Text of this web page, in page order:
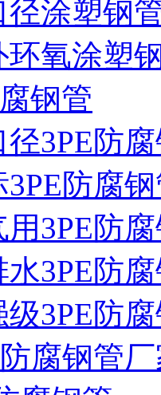
径涂塑钢
环氧涂塑
钢管
径3PE防
3PE防腐
用3PE防
水3PE防
级3PE防
腐钢管